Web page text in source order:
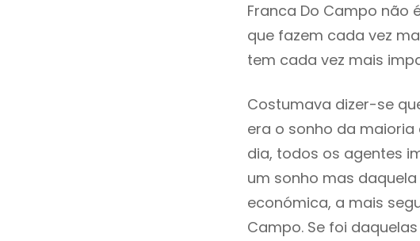
Franca Do Campo não
que fazem cada vez
tem cada vez mais
Costumava dizer-se
era o sonho da maioria
dia, todos os agentes
um sonho mas
económica, a mais
Campo. Se foi